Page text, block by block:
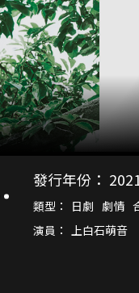
發行年份：
類型： 日劇 劇情
演員： 上白石萌音